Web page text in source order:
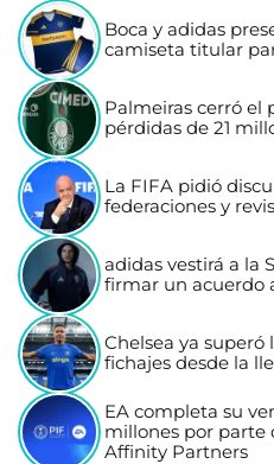
Boca y adidas
camiseta titular
Palmeiras cerró el
pérdidas de 21
La FIFA pidió
federaciones y
adidas vestirá a la
firmar un acuerdo
Chelsea ya superó
fichajes desde la
EA completa su
millones por parte
Affinity Partners